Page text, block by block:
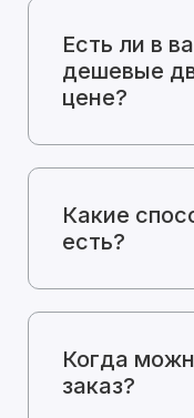
Есть ли в
дешевые
цене?
Какие
есть?
Когда
заказ?